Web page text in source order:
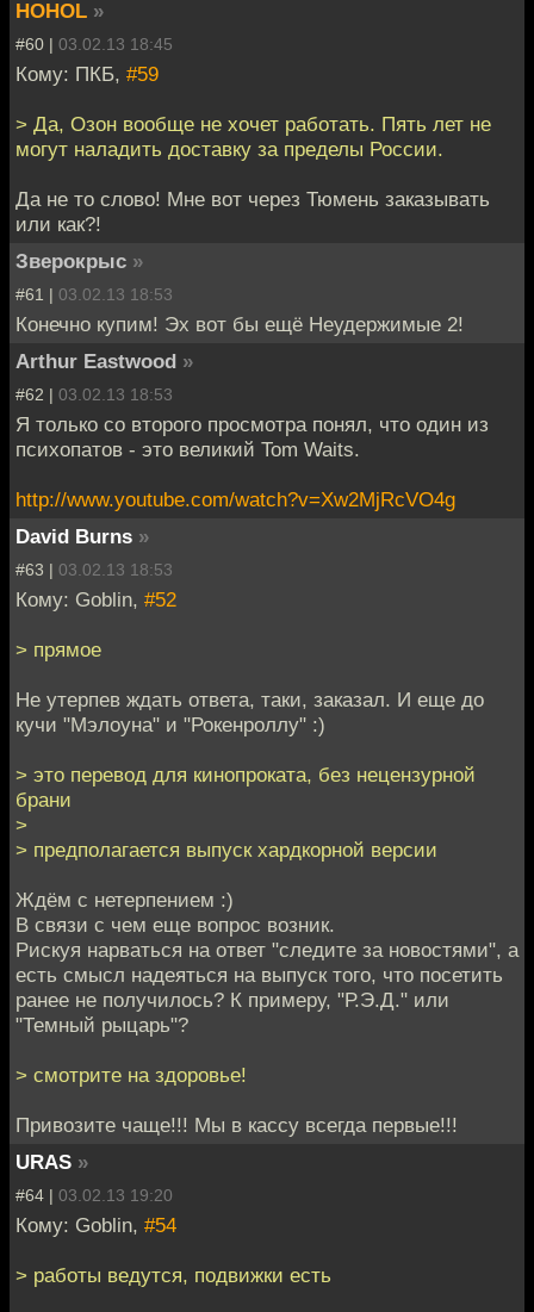
HOHOL »
#60 | 03.02.13 18:45
Кому: ПКБ, #59
> Да, Озон вообще не хочет работать. Пять лет не
могут наладить доставку за пределы России.
Да не то слово! Мне вот через Тюмень заказывать
или как?!
Зверокрыс »
#61 | 03.02.13 18:53
Конечно купим! Эх вот бы ещё Неудержимые 2!
Arthur Eastwood »
#62 | 03.02.13 18:53
Я только со второго просмотра понял, что один из
психопатов - это великий Tom Waits.
http://www.youtube.com/watch?v=Xw2MjRcVO4g
David Burns »
#63 | 03.02.13 18:53
Кому: Goblin, #52
> прямое
Не утерпев ждать ответа, таки, заказал. И еще до
кучи "Мэлоуна" и "Рокенроллу" :)
> это перевод для кинопроката, без нецензурной
брани
>
> предполагается выпуск хардкорной версии
Ждём с нетерпением :)
В связи с чем еще вопрос возник.
Рискуя нарваться на ответ "следите за новостями", а
есть смысл надеяться на выпуск того, что посетить
ранее не получилось? К примеру, "Р.Э.Д." или
"Темный рыцарь"?
> смотрите на здоровье!
Привозите чаще!!! Мы в кассу всегда первые!!!
URAS »
#64 | 03.02.13 19:20
Кому: Goblin, #54
> работы ведутся, подвижки есть